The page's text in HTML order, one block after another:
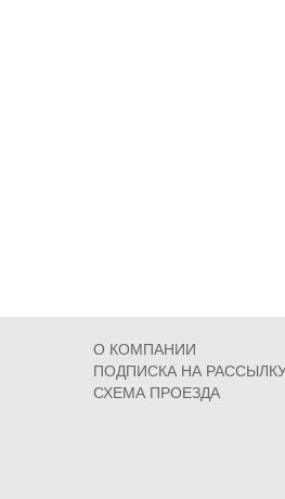
О КОМПАНИИ
ПОДПИСКА НА
СХЕМА ПРОЕЗДА